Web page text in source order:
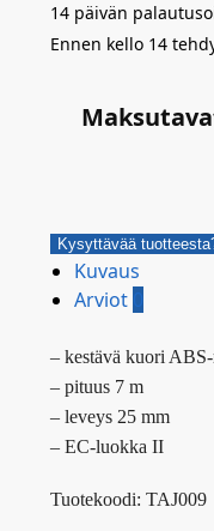
14 päivän
Ennen kello 14
Kysyttävää
Kuvaus
Arviot 0
– kestävä kuori
– pituus 7 m
– leveys 25 mm
– EC-luokka II
Tuotekoodi: TAJ009